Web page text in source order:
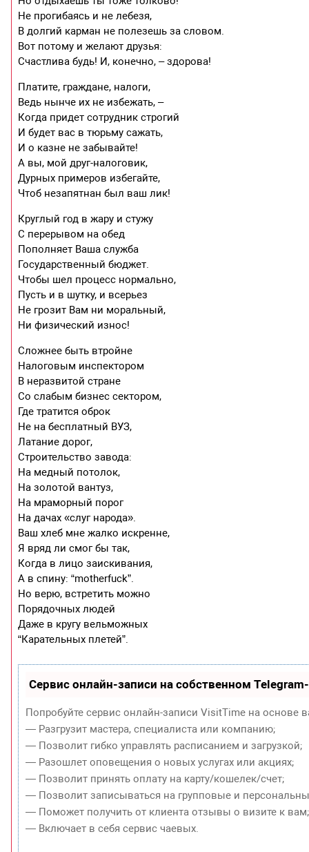
Не прогибаясь и не лебезя,
В долгий карман не полезешь за словом.
Вот потому и желают друзья:
Счастлива будь! И, конечно, – здорова!
Платите, граждане, налоги,
Ведь нынче их не избежать, –
Когда придет сотрудник строгий
И будет вас в тюрьму сажать,
И о казне не забывайте!
А вы, мой друг-налоговик,
Дурных примеров избегайте,
Чтоб незапятнан был ваш лик!
Круглый год в жару и стужу
С перерывом на обед
Пополняет Ваша служба
Государственный бюджет.
Чтобы шел процесс нормально,
Пусть и в шутку, и всерьез
Не грозит Вам ни моральный,
Ни физический износ!
Сложнее быть втройне
Налоговым инспектором
В неразвитой стране
Со слабым бизнес сектором,
Где тратится оброк
Не на бесплатный ВУЗ,
Латание дорог,
Строительство завода:
На медный потолок,
На золотой вантуз,
На мраморный порог
На дачах «слуг народа».
Ваш хлеб мне жалко искренне,
Я вряд ли смог бы так,
Когда в лицо заискивания,
А в спину: “motherfuck”.
Но верю, встретить можно
Порядочных людей
Даже в кругу вельможных
“Карательных плетей”.
Сервис онлайн-записи на собственном
Попробуйте сервис онлайн-записи VisitTime на основе
— Разгрузит мастера, специалиста или компанию;
— Позволит гибко управлять расписанием и загрузкой;
— Разошлет оповещения о новых услугах или акциях;
— Позволит принять оплату на карту/кошелек/счет;
— Позволит записываться на групповые и
— Поможет получить от клиента отзывы о визите к вам;
— Включает в себя сервис чаевых.